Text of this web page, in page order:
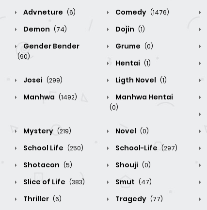
Advneture (6) Comedy (1476)
Demon (74) Dojin (1)
Gender Bender
(90)
Grume (0)
Hentai (1)
Josei (299) Ligth Novel (1)
Manhwa (1492) Manhwa Hentai
(0)
Mystery (219) Novel (0)
School Life (250) School-Life (297)
Shotacon (5) Shouji (0)
Slice of Life (383) Smut (47)
Thriller (6) Tragedy (77)